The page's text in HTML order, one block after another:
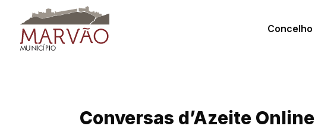
content
Concelho
Conversas d’Azeite Online